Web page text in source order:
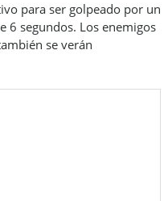
para ser golpeado por un
6 segundos. Los enemigos
se verán